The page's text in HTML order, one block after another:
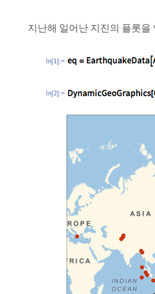
지난해 일어난 지진의 플롯
In[1]:=
In[2]:=